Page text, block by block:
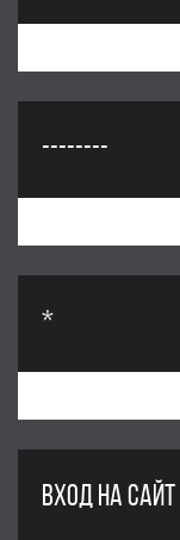
--------
*
ВХОД НА САЙТ